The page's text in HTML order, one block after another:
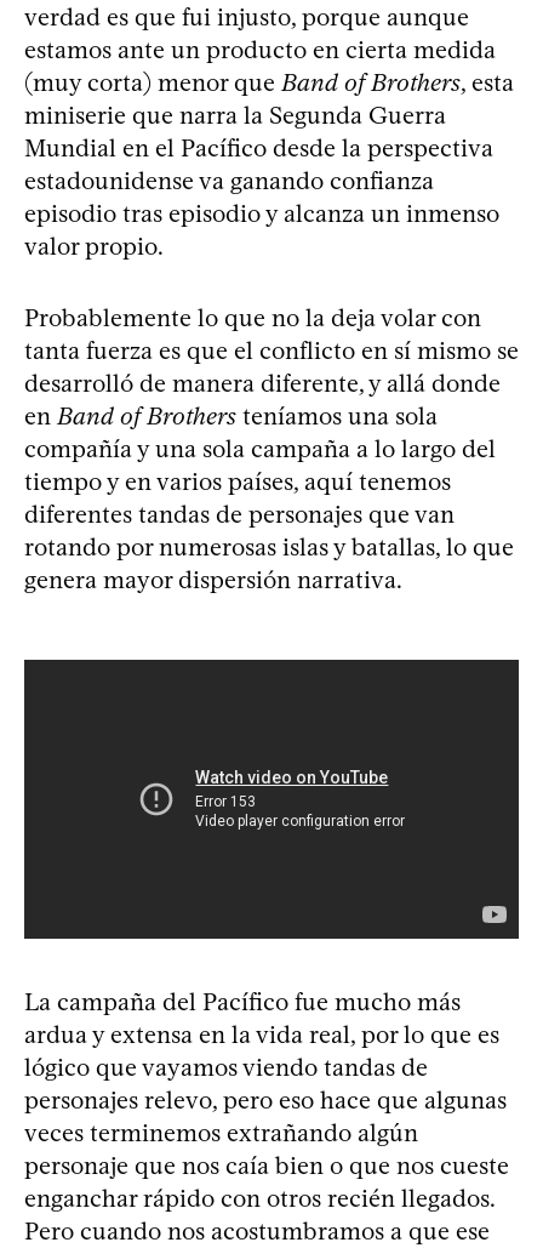
verdad es que fui injusto, porque aunque
estamos ante un producto en cierta medida
(muy corta) menor que Band of Brothers, esta
miniserie que narra la Segunda Guerra
Mundial en el Pacífico desde la perspectiva
estadounidense va ganando confianza
episodio tras episodio y alcanza un inmenso
valor propio.
Probablemente lo que no la deja volar con
tanta fuerza es que el conflicto en sí mismo se
desarrolló de manera diferente, y allá donde
en Band of Brothers teníamos una sola
compañía y una sola campaña a lo largo del
tiempo y en varios países, aquí tenemos
diferentes tandas de personajes que van
rotando por numerosas islas y batallas, lo que
genera mayor dispersión narrativa.
La campaña del Pacífico fue mucho más
ardua y extensa en la vida real, por lo que es
lógico que vayamos viendo tandas de
personajes relevo, pero eso hace que algunas
veces terminemos extrañando algún
personaje que nos caía bien o que nos cueste
enganchar rápido con otros recién llegados.
Pero cuando nos acostumbramos a que ese